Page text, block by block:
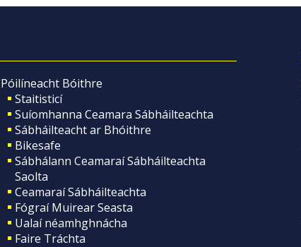
Póilíneacht Bóithre
Staitisticí
Suíomhanna Ceamara Sábháilteachta
Sábháilteacht ar Bhóithre
Bikesafe
Sábhálann Ceamaraí Sábháilteachta
Saolta
Ceamaraí Sábháilteachta
Fógraí Muirear Seasta
Ualaí néamhghnácha
Faire Tráchta